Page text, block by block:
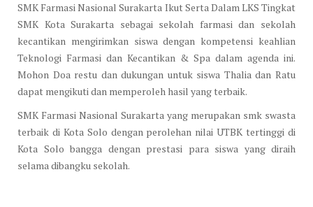
SMK Farmasi Nasional Surakarta Ikut Serta Dalam LKS Tingkat
SMK Kota Surakarta sebagai sekolah farmasi dan sekolah
kecantikan mengirimkan siswa dengan kompetensi keahlian
Teknologi Farmasi dan Kecantikan & Spa dalam agenda ini.
Mohon Doa restu dan dukungan untuk siswa Thalia dan Ratu
dapat mengikuti dan memperoleh hasil yang terbaik.
SMK Farmasi Nasional Surakarta yang merupakan smk swasta
terbaik di Kota Solo dengan perolehan nilai UTBK tertinggi di
Kota Solo bangga dengan prestasi para siswa yang diraih
selama dibangku sekolah.